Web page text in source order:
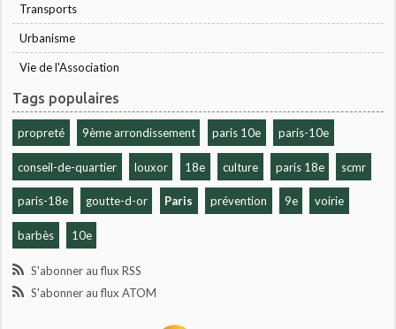
Transports
Urbanisme
Vie de l'Association
Tags populaires
propreté 9ème arrondissement paris 10e paris-10e
conseil-de-quartier louxor 18e culture paris 18e scmr
paris-18e goutte-d-or Paris prévention 9e voirie
barbès 10e
S'abonner au flux RSS
S'abonner au flux ATOM